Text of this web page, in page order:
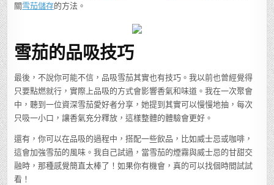
關雪茄儲存的方法。
雪茄的品吸技巧
最後，不說你可能不信，品吸雪茄其實也有技巧。我以前也曾經覺得
只要點燃就行，實際上品吸的方式會影響香氣和味道。我在一次聚會
中，聽到一位資深雪茄愛好者分享，她提到其實可以慢慢地抽，每次
只吸一小口，讓香氣充分釋放，這樣整體的體驗會更好。
還有，你可以在品吸的過程中，搭配一些飲品，比如威士忌或咖啡，
這會加強雪茄的風味。我自己試過，當雪茄的煙霧與威士忌的甘甜交
融時，那種感覺簡直太棒了！如果你有機會，真的可以找個時間試試
看！